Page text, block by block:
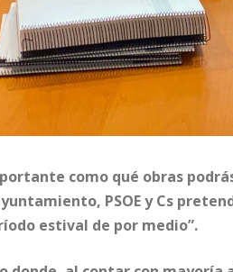
como qué obras
PSOE y Cs
estival de por medio”.